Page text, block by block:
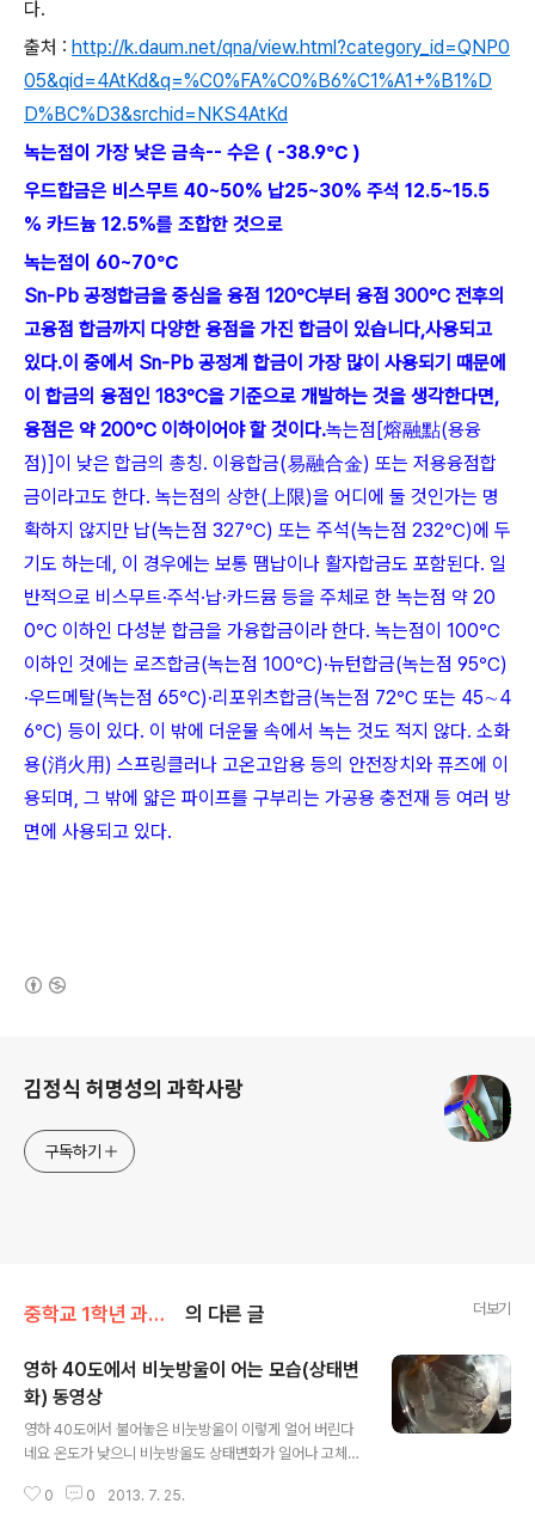
다.
출처 : http://k.daum.net/qna/view.html?category_id=QNP0
05&qid=4AtKd&q=%C0%FA%C0%B6%C1%A1+%B1%D
D%BC%D3&srchid=NKS4AtKd
녹는점이 가장 낮은 금속-- 수은 ( -38.9℃ )
우드합금은 비스무트 40~50% 납25~30% 주석 12.5~15.5
% 카드늄 12.5%를 조합한 것으로
녹는점이 60~70℃
Sn-Pb 공정합금을 중심을 융점 120℃부터 융점 300℃ 전후의
고융점 합금까지 다양한 융점을 가진 합금이 있습니다,사용되고
있다.이 중에서 Sn-Pb 공정계 합금이 가장 많이 사용되기 때문에
이 합금의 융점인 183℃을 기준으로 개발하는 것을 생각한다면,
융점은 약 200℃ 이하이어야 할 것이다.녹는점[熔融點(용융
점)]이 낮은 합금의 총칭. 이융합금(易融合金) 또는 저용융점합
금이라고도 한다. 녹는점의 상한(上限)을 어디에 둘 것인가는 명
확하지 않지만 납(녹는점 327℃) 또는 주석(녹는점 232℃)에 두
기도 하는데, 이 경우에는 보통 땜납이나 활자합금도 포함된다. 일
반적으로 비스무트·주석·납·카드뮴 등을 주체로 한 녹는점 약 20
0℃ 이하인 다성분 합금을 가융합금이라 한다. 녹는점이 100℃
이하인 것에는 로즈합금(녹는점 100℃)·뉴턴합금(녹는점 95℃)
·우드메탈(녹는점 65℃)·리포위츠합금(녹는점 72℃ 또는 45∼4
6℃) 등이 있다. 이 밖에 더운물 속에서 녹는 것도 적지 않다. 소화
용(消火用) 스프링클러나 고온고압용 등의 안전장치와 퓨즈에 이
용되며, 그 밖에 얇은 파이프를 구부리는 가공용 충전재 등 여러 방
면에 사용되고 있다.
김정식 허명성의 과학사랑
구독하기
중학교 1학년 과학/4단원(물질의 상태변화) 의 다른 글 더보기
영하 40도에서 비눗방울이 어는 모습(상태변
화) 동영상
영하 40도에서 불어놓은 비눗방울이 이렇게 얼어 버린다
네요 온도가 낮으니 비눗방울도 상태변화가 일어나 고체가
0 0 2013. 7. 25.